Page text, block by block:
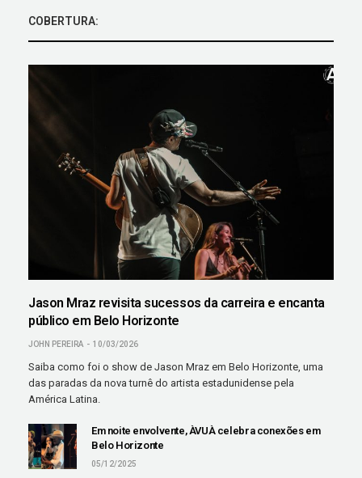
COBERTURA:
Jason Mraz revisita sucessos da carreira e encanta
público em Belo Horizonte
JOHN PEREIRA 10/03/2026
Saiba como foi o show de Jason Mraz em Belo Horizonte, uma
das paradas da nova turnê do artista estadunidense pela
América Latina.
Em noite envolvente, ÀVUÀ celebra conexões em
Belo Horizonte
05/12/2025